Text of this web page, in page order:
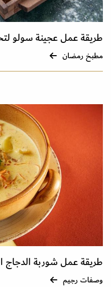
طريقة عمل عجينة سولو
مطبخ رمضان
طريقة عمل شوربة الدجاج
وصفات رجيم